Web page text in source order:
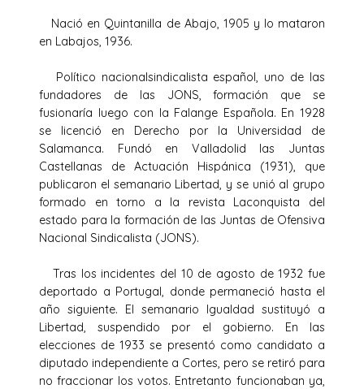
Nació en Quintanilla de Abajo, 1905 y lo mataron
en Labajos, 1936.
Político nacionalsindicalista español, uno de las
fundadores de las JONS, formación que se
fusionaría luego con la Falange Española. En 1928
se licenció en Derecho por la Universidad de
Salamanca. Fundó en Valladolid las Juntas
Castellanas de Actuación Hispánica (1931), que
publicaron el semanario Libertad, y se unió al grupo
formado en torno a la revista Laconquista del
estado para la formación de las Juntas de Ofensiva
Nacional Sindicalista (JONS).
Tras los incidentes del 10 de agosto de 1932 fue
deportado a Portugal, donde permaneció hasta el
año siguiente. El semanario Igualdad sustituyó a
Libertad, suspendido por el gobierno. En las
elecciones de 1933 se presentó como candidato a
diputado independiente a Cortes, pero se retiró para
no fraccionar los votos. Entretanto funcionaban ya,